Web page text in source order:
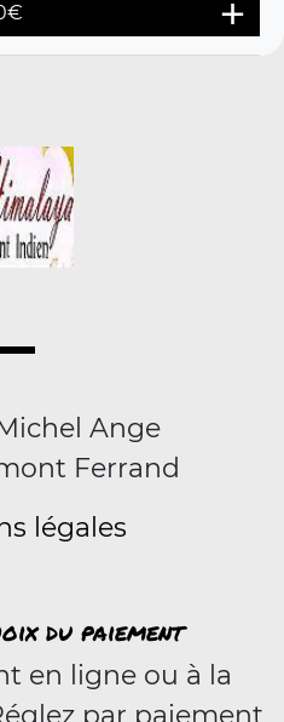
€
Ange
Ferrand
légales
du paiement
en ligne ou à la
par paiement